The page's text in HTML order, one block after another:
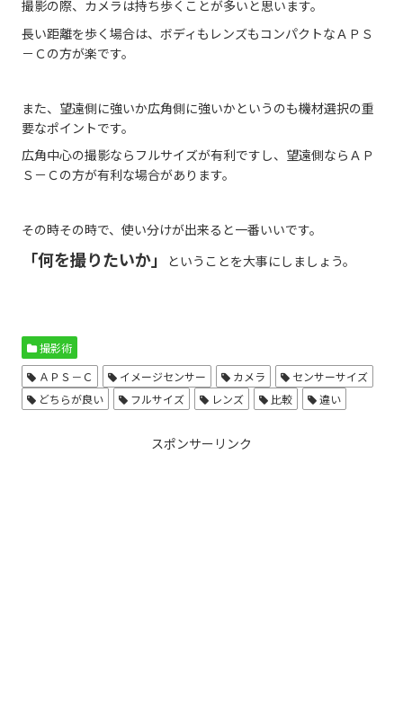
撮影の際、カメラは持ち歩くことが多いと思います。
長い距離を歩く場合は、ボディもレンズもコンパクトなＡＰＳ
－Ｃの方が楽です。
また、望遠側に強いか広角側に強いかというのも機材選択の重
要なポイントです。
広角中心の撮影ならフルサイズが有利ですし、望遠側ならＡＰ
Ｓ－Ｃの方が有利な場合があります。
その時その時で、使い分けが出来ると一番いいです。
「何を撮りたいか」 ということを大事にしましょう。
撮影術
ＡＰＳ－Ｃ
イメージセンサー カメラ
センサーサイズ
どちらが良い
フルサイズ レンズ 比較 違い
スポンサーリンク